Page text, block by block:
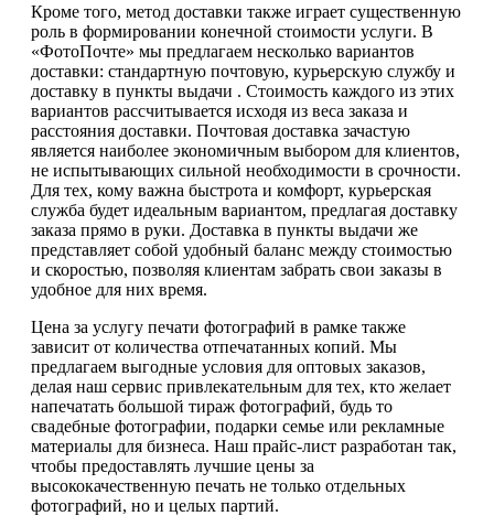
Кроме того, метод доставки также играет существенную
роль в формировании конечной стоимости услуги. В
«ФотоПочте» мы предлагаем несколько вариантов
доставки: стандартную почтовую, курьерскую службу и
доставку в пункты выдачи . Стоимость каждого из этих
вариантов рассчитывается исходя из веса заказа и
расстояния доставки. Почтовая доставка зачастую
является наиболее экономичным выбором для клиентов,
не испытывающих сильной необходимости в срочности.
Для тех, кому важна быстрота и комфорт, курьерская
служба будет идеальным вариантом, предлагая доставку
заказа прямо в руки. Доставка в пункты выдачи же
представляет собой удобный баланс между стоимостью
и скоростью, позволяя клиентам забрать свои заказы в
удобное для них время.
Цена за услугу печати фотографий в рамке также
зависит от количества отпечатанных копий. Мы
предлагаем выгодные условия для оптовых заказов,
делая наш сервис привлекательным для тех, кто желает
напечатать большой тираж фотографий, будь то
свадебные фотографии, подарки семье или рекламные
материалы для бизнеса. Наш прайс-лист разработан так,
чтобы предоставлять лучшие цены за
высококачественную печать не только отдельных
фотографий, но и целых партий.